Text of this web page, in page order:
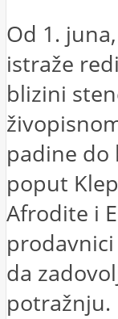
Od 1.
istraže
blizini
padine do
poput
Afrodite i
da
potražnju.